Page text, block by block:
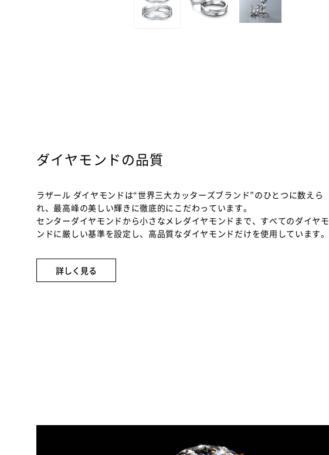
ダイヤモンドの品質
ラザール ダイヤモンドは“世界三大カッターズブランド”のひとつに数えら
れ、最高峰の美しい輝きに徹底的にこだわっています。
センターダイヤモンドから小さなメレダイヤモンドまで、すべてのダイヤモ
ンドに厳しい基準を設定し、高品質なダイヤモンドだけを使用しています。
詳しく見る